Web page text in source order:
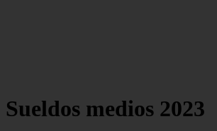
medios 2023